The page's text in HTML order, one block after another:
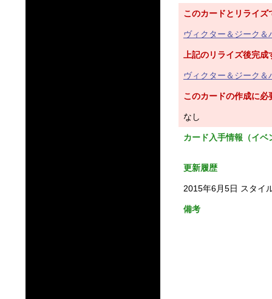
このカードとリライズ
ヴィクター＆ジーク
上記のリライズ後完
ヴィクター＆ジーク
このカードの作成に必
なし
カード入手情報（イ
更新履歴
2015年6月5日 スタイ
備考